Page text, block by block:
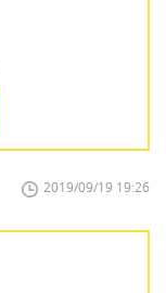
2019/09/19 19:26